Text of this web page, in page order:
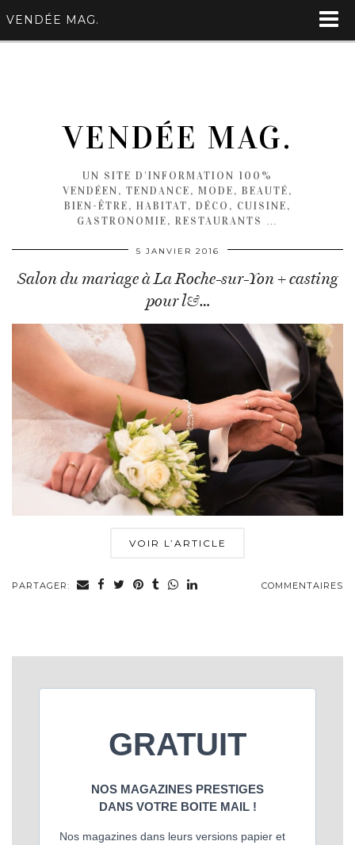
VENDÉE MAG.
VENDÉE MAG.
UN SITE D'INFORMATION 100%
VENDÉEN, TENDANCE, MODE, BEAUTÉ,
BIEN-ÊTRE, HABITAT, DÉCO, CUISINE,
GASTRONOMIE, RESTAURANTS …
5 JANVIER 2016
Salon du mariage à La Roche-sur-Yon + casting
pour l&…
VOIR L’ARTICLE
PARTAGER: COMMENTAIRES